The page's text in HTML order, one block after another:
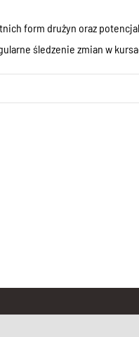
form drużyn oraz
śledzenie zmian w